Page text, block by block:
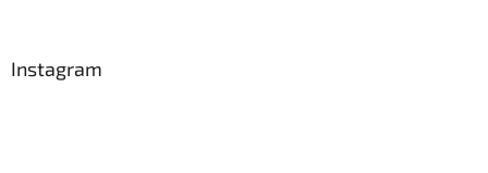
Instagram